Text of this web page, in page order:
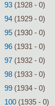
93(1928 - 0)
94(1929 - 0)
95(1930 - 0)
96(1931 - 0)
97(1932 - 0)
98(1933 - 0)
99(1934 - 0)
100(1935 - 0)